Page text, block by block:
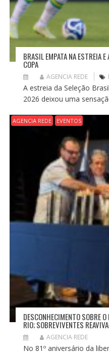
BRASIL EMPATA NA ESTREIA
COPA
AGENCIA REDE
A estreia da Seleção
2026 deixou uma
AGENCIA REDE EVENTOS
DESCONHECIMENTO SOBRE
RIO; SOBREVIVENTES
AGENCIA REDE
No 81º aniversário da